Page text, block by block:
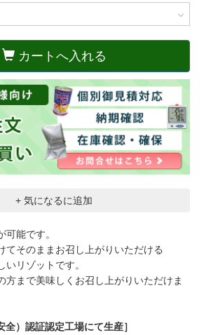
カートへ入れる
+ 気になるに追加
能です。
てそのままお召し上がりいただける
リゾットです。
方まで美味しくお召し上がりいただけま
）認証認定工場にて生産］